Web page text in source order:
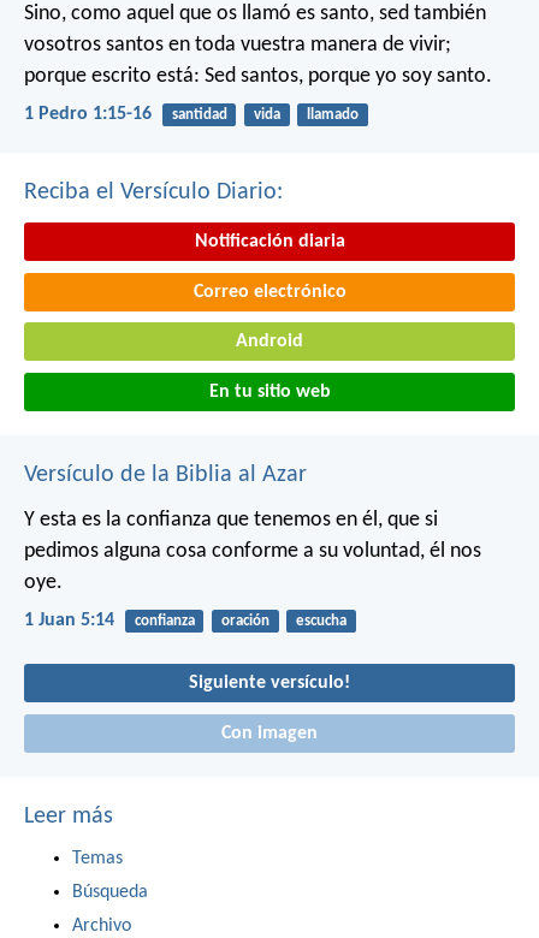
Sino, como aquel que os llamó es santo, sed también
vosotros santos en toda vuestra manera de vivir;
porque escrito está: Sed santos, porque yo soy santo.
1 Pedro 1:15-16 santidad vida llamado
Reciba el Versículo Diario:
Notificación diaria
Correo electrónico
Android
En tu sitio web
Versículo de la Biblia al Azar
Y esta es la confianza que tenemos en él, que si
pedimos alguna cosa conforme a su voluntad, él nos
oye.
1 Juan 5:14 confianza oración escucha
Siguiente versículo!
Con imagen
Leer más
Temas
Búsqueda
Archivo